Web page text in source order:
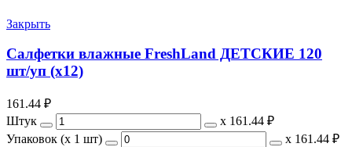
Закрыть
Салфетки влажные FreshLand ДЕТСКИЕ 120
шт/уп (х12)
161.44 ₽
Штук
х 161.44 ₽
Упаковок (x 1 шт)
х 161.44 ₽